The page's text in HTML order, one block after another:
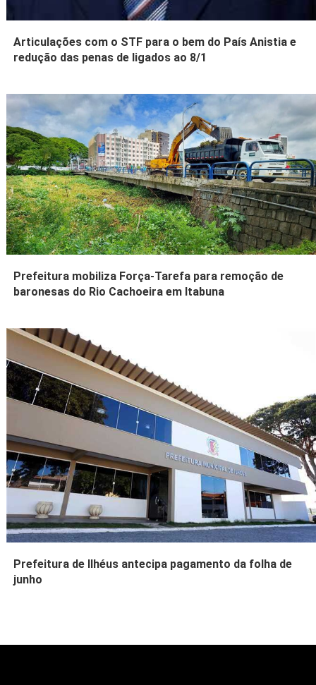
Articulações com o STF para o bem do País Anistia e
redução das penas de ligados ao 8/1
Prefeitura mobiliza Força-Tarefa para remoção de
baronesas do Rio Cachoeira em Itabuna
Prefeitura de Ilhéus antecipa pagamento da folha de
junho